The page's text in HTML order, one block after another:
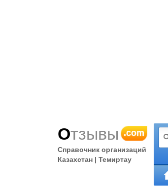
Отзывы .com
Справочник организаций
Казахстан | Темиртау